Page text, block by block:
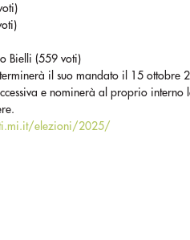
Bielli (559 voti)
terminerà il suo mandato il 15 ottobre
e nominerà al proprio interno
elezioni/2025/